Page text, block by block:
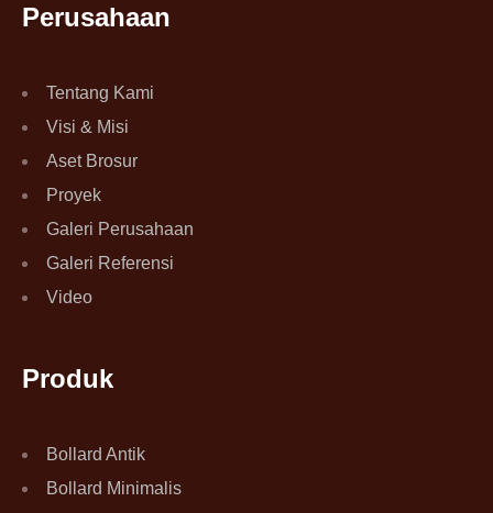
Perusahaan
Tentang Kami
Visi & Misi
Aset Brosur
Proyek
Galeri Perusahaan
Galeri Referensi
Video
Produk
Bollard Antik
Bollard Minimalis